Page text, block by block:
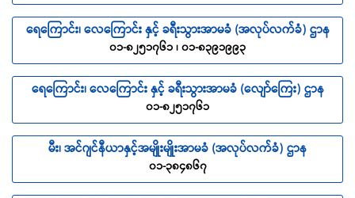
ရေကြောင်း၊ လေကြောင်း နှင့် ခရီးသွားအာမခံ (အလုပ်လက်ခံ) ဌာန
၀၁-၈၂၅၁၇၆၁ ၊ ၀၁-၈၃၉၁၉၉၃
ရေကြောင်း၊ လေကြောင်း နှင့် ခရီးသွားအာမခံ (လျော်ကြေး) ဌာန
၀၁-၈၂၅၁၇၆၁
မီး၊ အင်ဂျင်နီယာနှင့်အမျိုးမျိုးအာမခံ (အလုပ်လက်ခံ) ဌာန
၀၁-၃၈၄၈၆၇